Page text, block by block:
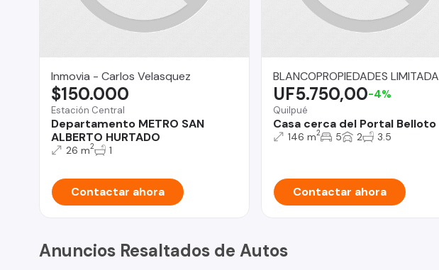
Inmovia - Carlos Velasquez
Estación Central
Departamento METRO SAN
ALBERTO HURTADO
$150.000
26 m2 1
Contactar ahora
BLANCOPROPIEDADES LIMITADA
Quilpué
Casa cerca del Portal Belloto
UF5.750,00-4%
146 m2 5 2 3.5
Contactar ahora
Anuncios Resaltados de Autos